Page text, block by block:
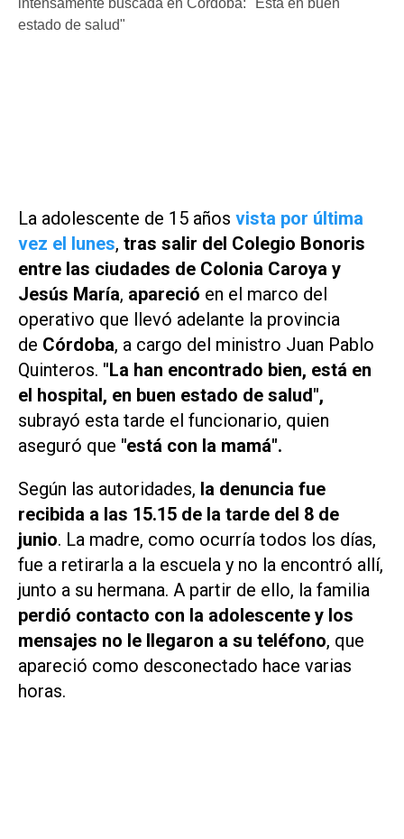
La adolescente de 15 años vista por última
vez el lunes, tras salir del Colegio Bonoris
entre las ciudades de Colonia Caroya y
Jesús María, apareció en el marco del
operativo que llevó adelante la provincia
de Córdoba, a cargo del ministro Juan Pablo
Quinteros. "La han encontrado bien, está en
el hospital, en buen estado de salud",
subrayó esta tarde el funcionario, quien
aseguró que "está con la mamá".
Según las autoridades, la denuncia fue
recibida a las 15.15 de la tarde del 8 de
junio. La madre, como ocurría todos los días,
fue a retirarla a la escuela y no la encontró allí,
junto a su hermana. A partir de ello, la familia
perdió contacto con la adolescente y los
mensajes no le llegaron a su teléfono, que
apareció como desconectado hace varias
horas.